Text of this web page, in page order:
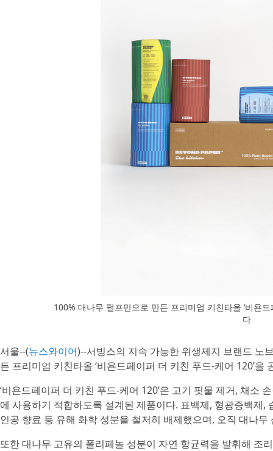
100% 대나무 펄프만으로 만든 프리미엄 키친타올 ‘비욘
다
서울--(뉴스와이어)--서빙스의 지속 가능한 위생제지 브랜드
든 프리미엄 키친타올 ‘비욘드페이퍼 더 키친 푸드-케어 120’을
‘비욘드페이퍼 더 키친 푸드-케어 120’은 고기 핏물 제거, 채소
에 사용하기 적합하도록 설계된 제품이다. 표백제, 형광증백제,
인공 향료 등 유해 화학 성분을 철저히 배제했으며, 오직 대나
또한 대나무 고유의 폴리페놀 성분이 자연 항균력을 발휘해 조